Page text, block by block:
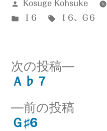
投
稿
Kosuge Kohsuke
カ
ー:
Ⅰ6
タⅠ6、 Ｇ6
投
稿 前の投稿
Ｇ♯6
次の投稿
次
Ａ♭７